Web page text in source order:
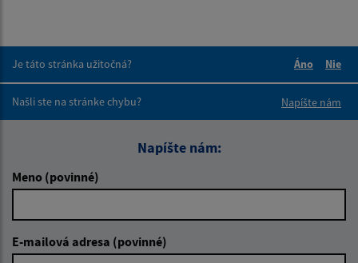
Je táto stránka užitočná?
Áno
Nie
Našli ste na stránke chybu?
Napíšte nám
Napíšte nám:
Meno (povinné)
E-mailová adresa (povinné)